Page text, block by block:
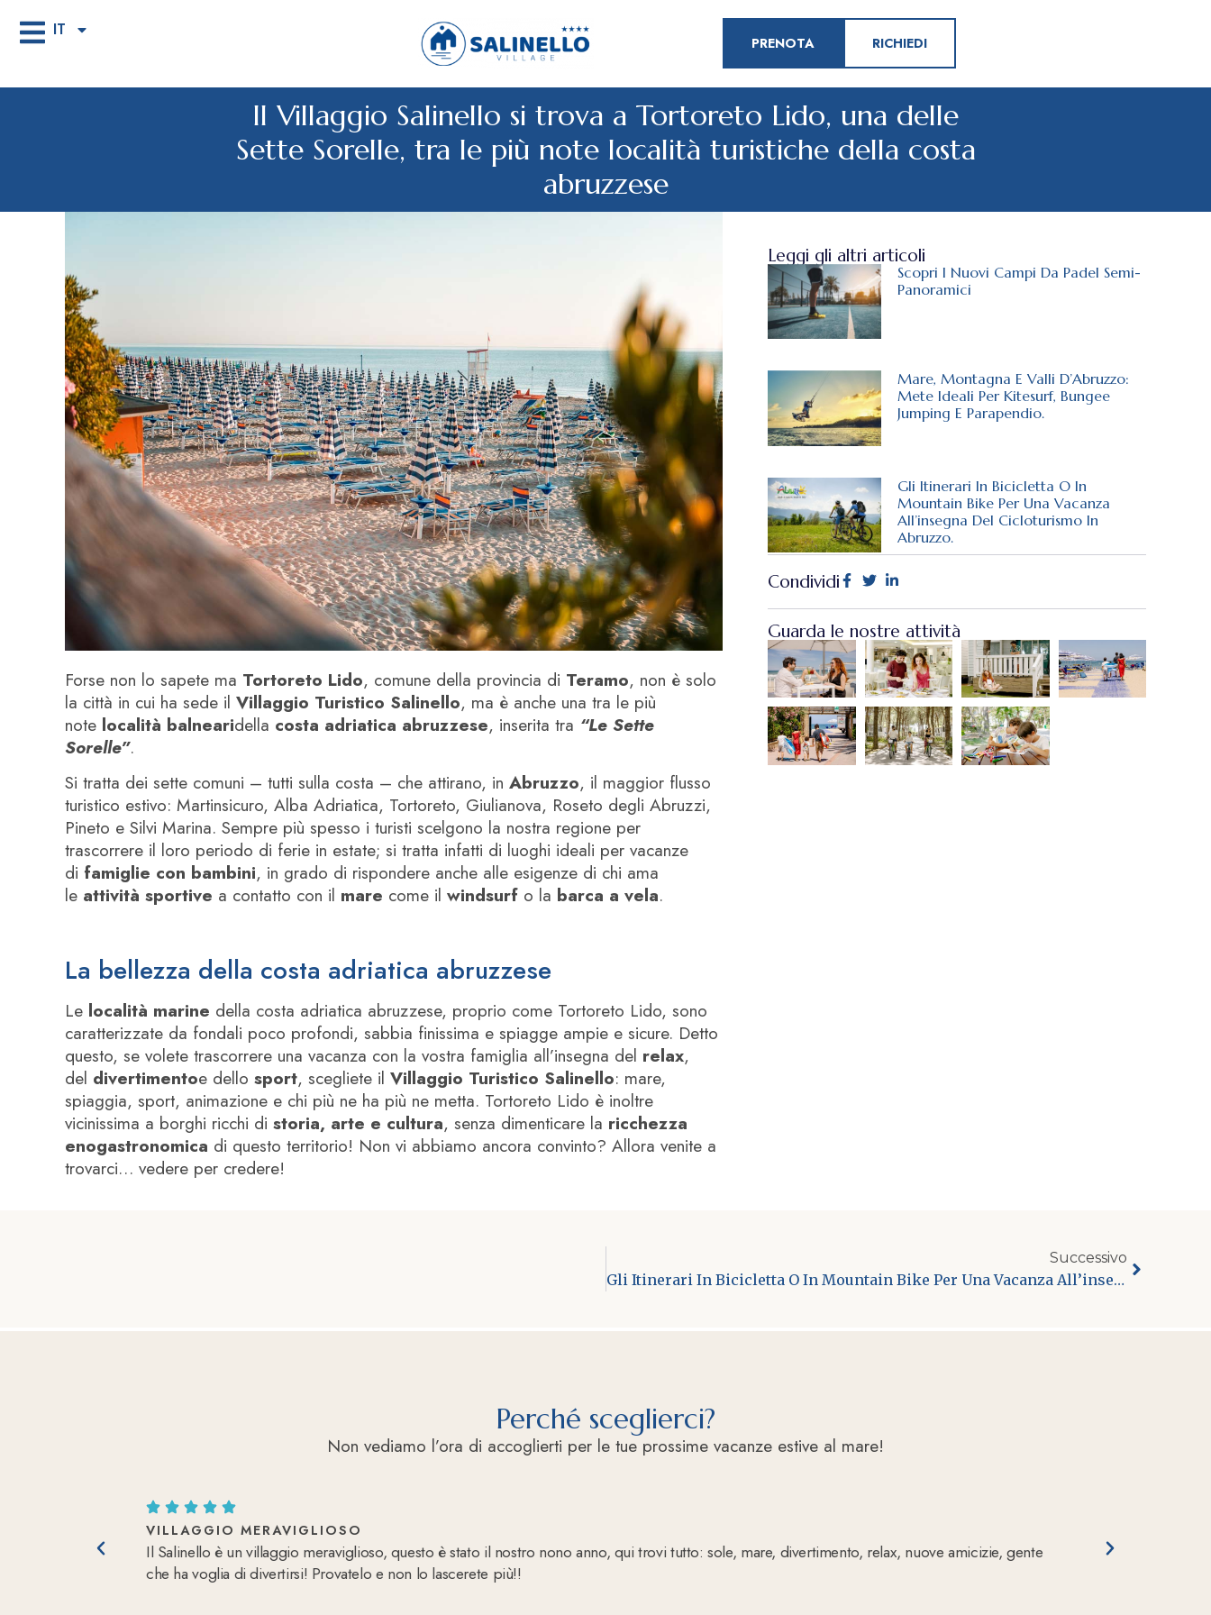
IT
PRENOTA RICHIEDI
Il Villaggio Salinello si trova a Tortoreto Lido, una delle
Sette Sorelle, tra le più note località turistiche della costa
abruzzese
Forse non lo sapete ma Tortoreto Lido, comune della provincia di Teramo, non è solo
la città in cui ha sede il Villaggio Turistico Salinello, ma è anche una tra le più
note località balnearidella costa adriatica abruzzese, inserita tra “Le Sette
Sorelle”.
Si tratta dei sette comuni – tutti sulla costa – che attirano, in Abruzzo, il maggior flusso
turistico estivo: Martinsicuro, Alba Adriatica, Tortoreto, Giulianova, Roseto degli Abruzzi,
Pineto e Silvi Marina. Sempre più spesso i turisti scelgono la nostra regione per
trascorrere il loro periodo di ferie in estate; si tratta infatti di luoghi ideali per vacanze
di famiglie con bambini, in grado di rispondere anche alle esigenze di chi ama
le attività sportive a contatto con il mare come il windsurf o la barca a vela.
La bellezza della costa adriatica abruzzese
Le località marine della costa adriatica abruzzese, proprio come Tortoreto Lido, sono
caratterizzate da fondali poco profondi, sabbia finissima e spiagge ampie e sicure. Detto
questo, se volete trascorrere una vacanza con la vostra famiglia all’insegna del relax,
del divertimentoe dello sport, scegliete il Villaggio Turistico Salinello: mare,
spiaggia, sport, animazione e chi più ne ha più ne metta. Tortoreto Lido è inoltre
vicinissima a borghi ricchi di storia, arte e cultura, senza dimenticare la ricchezza
enogastronomica di questo territorio! Non vi abbiamo ancora convinto? Allora venite a
trovarci… vedere per credere!
Leggi gli altri articoli
Scopri I Nuovi Campi Da Padel Semi-
Panoramici
Mare, Montagna E Valli D’Abruzzo:
Mete Ideali Per Kitesurf, Bungee
Jumping E Parapendio.
Gli Itinerari In Bicicletta O In
Mountain Bike Per Una Vacanza
All’insegna Del Cicloturismo In
Abruzzo.
Condividi
Guarda le nostre attività
Successivo
Gli Itinerari In Bicicletta O In Mountain Bike Per Una Vacanza All’insegna Del Cicloturismo In Abruzzo.
Perché sceglierci?
Non vediamo l’ora di accoglierti per le tue prossime vacanze estive al mare!
VILLAGGIO MERAVIGLIOSO
Il Salinello è un villaggio meraviglioso, questo è stato il nostro nono anno, qui trovi tutto: sole, mare, divertimento, relax, nuove amicizie, gente
che ha voglia di divertirsi! Provatelo e non lo lascerete più!!